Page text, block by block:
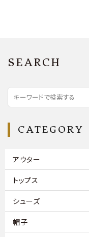
SEARCH
CATEGORY
アウター
トップス
シューズ
帽子